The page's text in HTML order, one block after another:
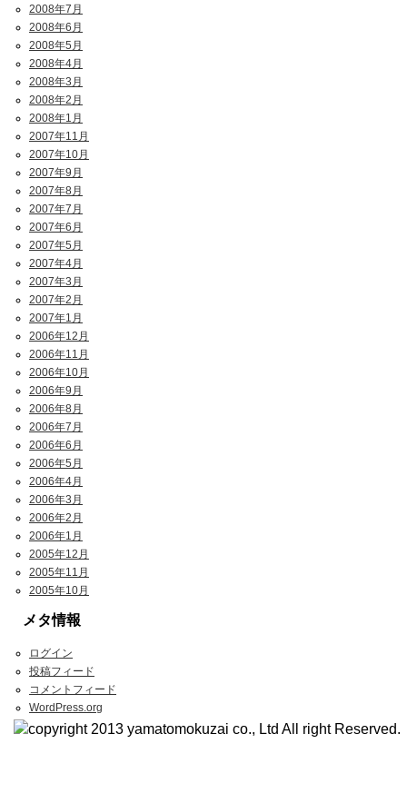
2008年7月
2008年6月
2008年5月
2008年4月
2008年3月
2008年2月
2008年1月
2007年11月
2007年10月
2007年9月
2007年8月
2007年7月
2007年6月
2007年5月
2007年4月
2007年3月
2007年2月
2007年1月
2006年12月
2006年11月
2006年10月
2006年9月
2006年8月
2006年7月
2006年6月
2006年5月
2006年4月
2006年3月
2006年2月
2006年1月
2005年12月
2005年11月
2005年10月
メタ情報
ログイン
投稿フィード
コメントフィード
WordPress.org